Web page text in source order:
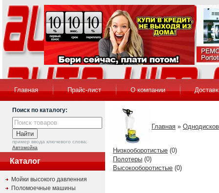
Главная Прайс-лист О компании
Поиск по каталогу:
пример ввода ключевого слова:
Автомойка
Каталог
Мойки высокого давленния
Поломоечные машины
Главная »
Низкооборотистые (0)
Полотеры (0)
Высокооборотистые (0)